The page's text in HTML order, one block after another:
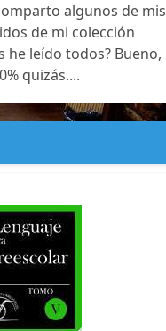
algunos de mis
de mi colección
he leído todos? Bueno,
quizás....